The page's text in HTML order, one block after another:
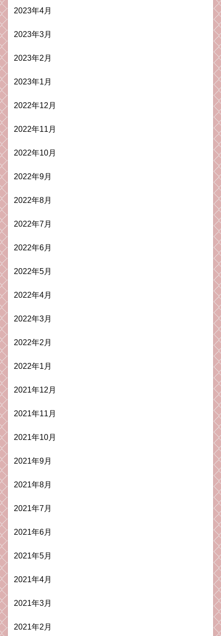
2023年4月
2023年3月
2023年2月
2023年1月
2022年12月
2022年11月
2022年10月
2022年9月
2022年8月
2022年7月
2022年6月
2022年5月
2022年4月
2022年3月
2022年2月
2022年1月
2021年12月
2021年11月
2021年10月
2021年9月
2021年8月
2021年7月
2021年6月
2021年5月
2021年4月
2021年3月
2021年2月